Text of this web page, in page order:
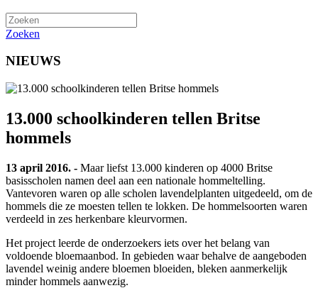
Zoeken
NIEUWS
13.000 schoolkinderen tellen Britse
hommels
13 april 2016. - Maar liefst 13.000 kinderen op 4000 Britse
basisscholen namen deel aan een nationale hommeltelling.
Vantevoren waren op alle scholen lavendelplanten uitgedeeld, om de
hommels die ze moesten tellen te lokken. De hommelsoorten waren
verdeeld in zes herkenbare kleurvormen.
Het project leerde de onderzoekers iets over het belang van
voldoende bloemaanbod. In gebieden waar behalve de aangeboden
lavendel weinig andere bloemen bloeiden, bleken aanmerkelijk
minder hommels aanwezig.